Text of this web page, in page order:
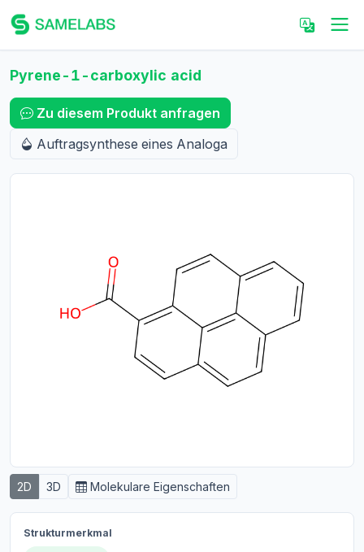
Pyrene-1-carboxylic acid
Zu diesem Produkt anfragen
Auftragsynthese eines Analoga
2D 3D Molekulare Eigenschaften
Strukturmerkmal